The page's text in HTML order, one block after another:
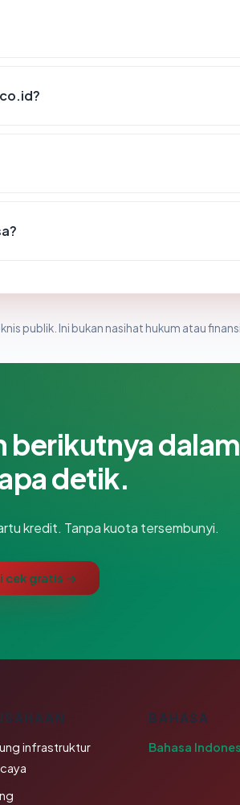
publik. Ini bukan nasihat hukum atau
berikutnya dalam
detik.
kredit. Tanpa kuota tersembunyi.
cek gratis →
infrastruktur
BAHASA
Bahasa